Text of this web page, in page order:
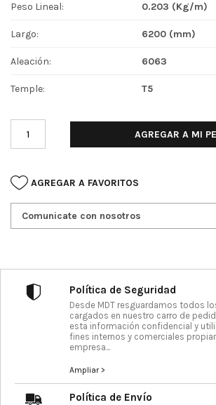
Peso Lineal: 0.203 (Kg/m)
Largo: 6200 (mm)
Aleación: 6063
Temple: T5
AGREGAR A MI
AGREGAR A FAVORITOS
Comunicate con nosotros
Política de Seguridad
Desde MDT resguardamos todos
cargados en nuestro carro de
esta información confidencial y
fines internos y comerciales
empresa...
Ampliar >
Política de Envío